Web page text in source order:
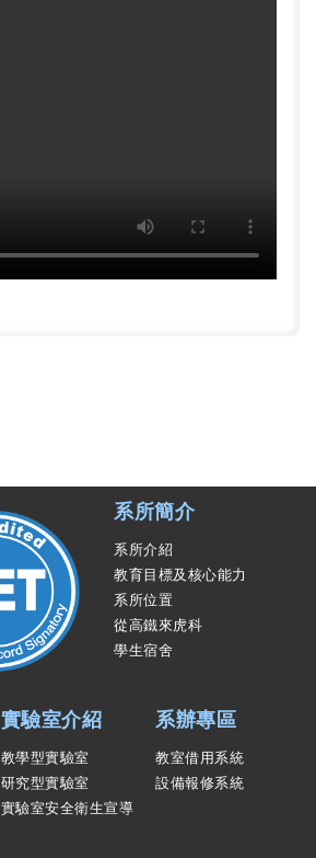
系所簡介
系所介紹
教育目標及核心能力
系所位置
從高鐵來虎科
學生宿舍
實驗室介紹
教學型實驗室
研究型實驗室
實驗室安全衛生宣導
系辦專區
教室借用系統
設備報修系統